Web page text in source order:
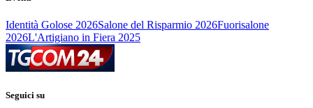
Identità Golose 2026Salone del Risparmio 2026Fuorisalone
2026L'Artigiano in Fiera 2025
Seguici su